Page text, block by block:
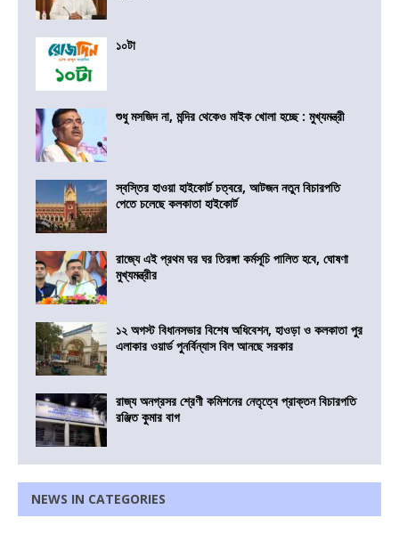
১০টা
শুধু মসজিদ না, মন্দির থেকেও মাইক খোলা হচ্ছে : মুখ্যমন্ত্রী
স্বস্তির হাওয়া হাইকোর্ট চত্বরে, আটজন নতুন বিচারপতি
পেতে চলেছে কলকাতা হাইকোর্ট
রাজ্যে এই প্রথম ঘর ঘর তিরঙ্গা কর্মসূচি পালিত হবে, ঘোষণা
মুখ্যমন্ত্রীর
১২ অগস্ট বিধানসভার বিশেষ অধিবেশন, হাওড়া ও কলকাতা পুর
এলাকার ওয়ার্ড পুনর্বিন্যাস বিল আনছে সরকার
রাজ্য অনগ্রসর শ্রেণী কমিশনের নেতৃত্বে প্রাক্তন বিচারপতি
রঞ্জিত কুমার বাগ
NEWS IN CATEGORIES